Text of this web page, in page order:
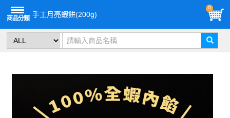
手工月亮蝦餅(200g)
0